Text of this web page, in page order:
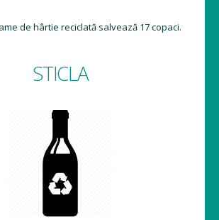
de hârtie reciclată salvează 17 copaci.
STICLA